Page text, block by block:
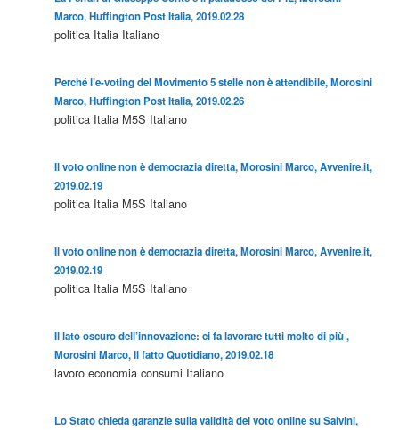
Marco, Huffington Post Italia, 2019.02.28
politica Italia Italiano
Perché l’e-voting del Movimento 5 stelle non è attendibile, Morosini
Marco, Huffington Post Italia, 2019.02.26
politica Italia M5S Italiano
Il voto online non è democrazia diretta, Morosini Marco, Avvenire.it,
2019.02.19
politica Italia M5S Italiano
Il voto online non è democrazia diretta, Morosini Marco, Avvenire.it,
2019.02.19
politica Italia M5S Italiano
Il lato oscuro dell’innovazione: ci fa lavorare tutti molto di più ,
Morosini Marco, Il fatto Quotidiano, 2019.02.18
lavoro economia consumi Italiano
Lo Stato chieda garanzie sulla validità del voto online su Salvini,